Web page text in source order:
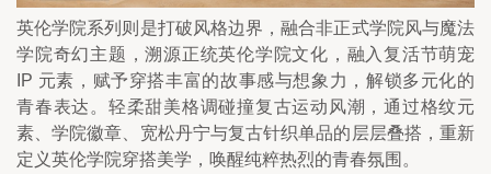
英伦学院系列则是打破风格边界，融合非正式学院风与魔法
学院奇幻主题，溯源正统英伦学院文化，融入复活节萌宠
IP 元素，赋予穿搭丰富的故事感与想象力，解锁多元化的
青春表达。轻柔甜美格调碰撞复古运动风潮，通过格纹元
素、学院徽章、宽松丹宁与复古针织单品的层层叠搭，重新
定义英伦学院穿搭美学，唤醒纯粹热烈的青春氛围。